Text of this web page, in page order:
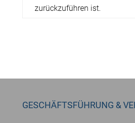
zurückzuführen ist.
GESCHÄFTSFÜHRUNG &